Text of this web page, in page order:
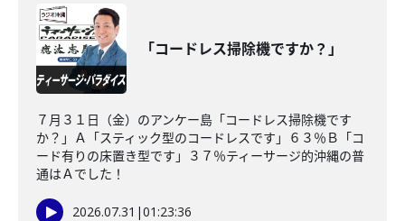
「コードレス掃除機ですか？」
７月３１日（金）のアンケー島「コードレス掃除機です
か？」Ａ「スティック型のコードレスです」６３％Ｂ「コ
ード有りの床置き型です」３７％ティーサージ的沖縄の普
通はＡでした！
2026.07.31 |01:23:36